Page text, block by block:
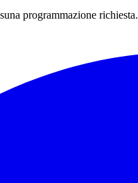
programmazione richiesta.